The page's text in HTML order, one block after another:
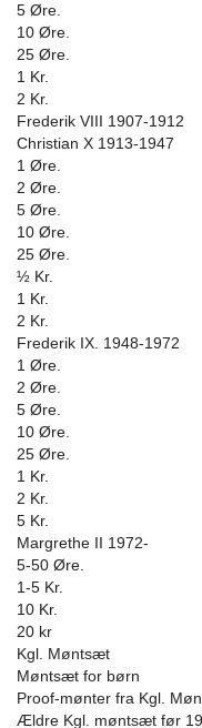
5 Øre.
10 Øre.
25 Øre.
1 Kr.
2 Kr.
Frederik VIII 1907-1912
Christian X 1913-1947
1 Øre.
2 Øre.
5 Øre.
10 Øre.
25 Øre.
½ Kr.
1 Kr.
2 Kr.
Frederik IX. 1948-1972
1 Øre.
2 Øre.
5 Øre.
10 Øre.
25 Øre.
1 Kr.
2 Kr.
5 Kr.
Margrethe II 1972-
5-50 Øre.
1-5 Kr.
10 Kr.
20 kr
Kgl. Møntsæt
Møntsæt for børn
Proof-mønter fra Kgl.
Ældre Kgl. møntsæt før